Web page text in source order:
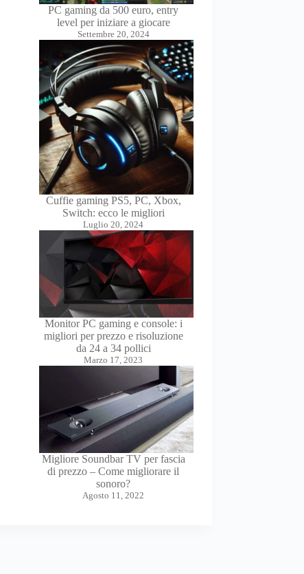
PC gaming da 500 euro, entry
level per iniziare a giocare
Settembre 20, 2024
Cuffie gaming PS5, PC, Xbox,
Switch: ecco le migliori
Luglio 20, 2024
Monitor PC gaming e console: i
migliori per prezzo e risoluzione
da 24 a 34 pollici
Marzo 17, 2023
Migliore Soundbar TV per fascia
di prezzo – Come migliorare il
sonoro?
Agosto 11, 2022